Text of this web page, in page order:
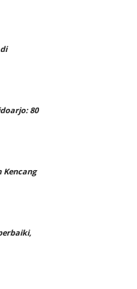
80
Kencang